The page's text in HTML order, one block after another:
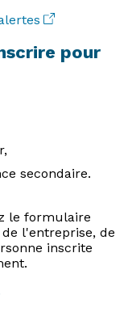
pour
secondaire.
le formulaire
l'entreprise, de
inscrite